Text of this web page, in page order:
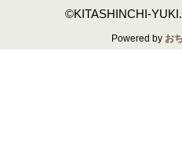
©KITASHINCHI-
Powered by お